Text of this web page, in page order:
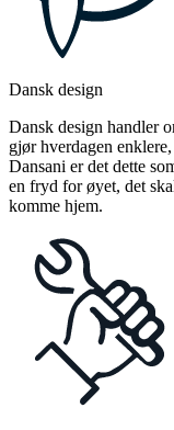
Dansk design
Dansk design handler
gjør hverdagen
Dansani er det dette
en fryd for øyet, det
komme hjem.